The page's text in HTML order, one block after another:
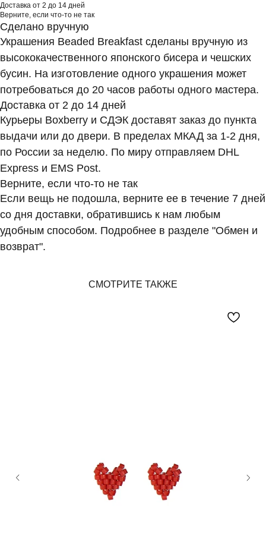
Доставка от 2 до 14 дней
Верните, если что-то не так
Сделано вручную
Украшения Beaded Breakfast сделаны вручную из
высококачественного японского бисера и чешских
бусин. На изготовление одного украшения может
потребоваться до 20 часов работы одного мастера.
Доставка от 2 до 14 дней
Курьеры Boxberry и СДЭК доставят заказ до пункта
выдачи или до двери. В пределах МКАД за 1-2 дня,
по России за неделю. По миру отправляем DHL
Express и EMS Post.
Верните, если что-то не так
Если вещь не подошла, верните ее в течение 7 дней
со дня доставки, обратившись к нам любым
удобным способом. Подробнее в разделе "Обмен и
возврат".
СМОТРИТЕ ТАКЖЕ